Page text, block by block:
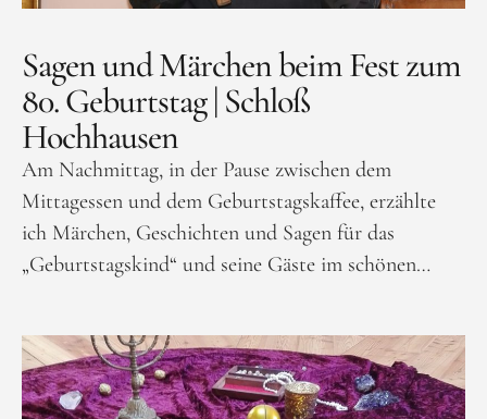
Sagen und Märchen beim Fest zum
80. Geburtstag | Schloß
Hochhausen
Am Nachmittag, in der Pause zwischen dem
Mittagessen und dem Geburtstagskaffee, erzählte
ich Märchen, Geschichten und Sagen für das
„Geburtstagskind“ und seine Gäste im schönen…